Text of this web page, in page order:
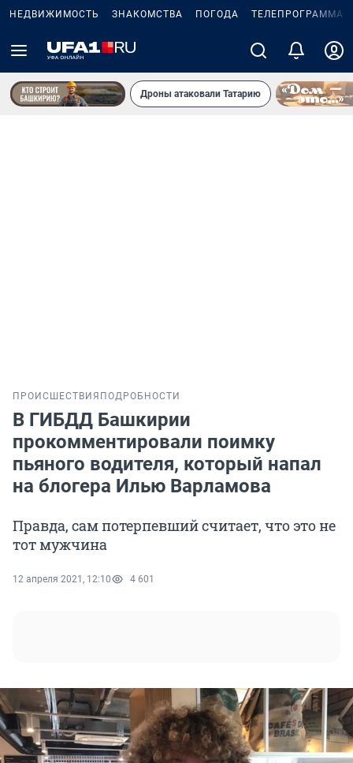
НЕДВИЖИМОСТЬ ЗНАКОМСТВА ПОГОДА ТЕЛЕПРОГРАММА
Дроны атаковали Татарию
ПРОИСШЕСТВИЯ ПОДРОБНОСТИ
В ГИБДД Башкирии
прокомментировали поимку
пьяного водителя, который напал
на блогера Илью Варламова
Правда, сам потерпевший считает, что это не
тот мужчина
12 апреля 2021, 12:10 4 601